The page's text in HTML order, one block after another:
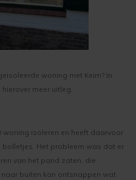
woning met Keim? In
meer uitleg.
isoleren en heeft daarvoor
bolletjes. Het probleem was dat er
van het pand zaten, die
buiten kan ontsnappen wat